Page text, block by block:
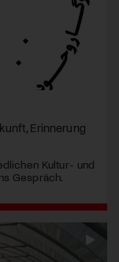
Erinnerung
Kultur- und
Gespräch.